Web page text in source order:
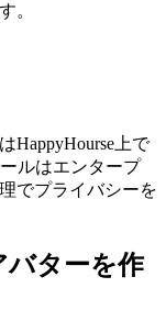
。
HappyHourse上で
ルはエンタープ
でプライバシーを
バターを作